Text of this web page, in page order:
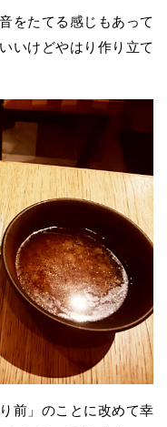
をたてる感じもあって
いけどやはり作り立て
前」のことに改めて幸